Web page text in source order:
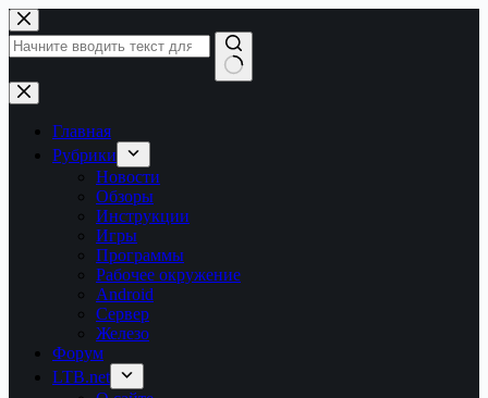
Перейти
к
сути
Ничего
не
найденоГлавная
Рубрики
Новости
Обзоры
Инструкции
Игры
Программы
Рабочее окружение
Android
Сервер
Железо
Форум
LTB.net